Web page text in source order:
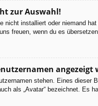
zur Auswahl!
nicht installiert oder niemand
freuen, wenn du es
angezeigt
stehen. Eines
als „Avatar“ bezeichnet.